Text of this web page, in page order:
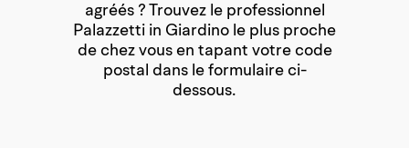
agréés ? Trouvez le professionnel
Palazzetti in Giardino le plus proche
de chez vous en tapant votre code
postal dans le formulaire ci-
dessous.